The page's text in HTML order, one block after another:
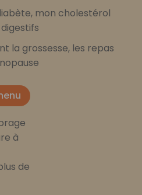
mon cholestérol
la grossesse, les repas
à
de